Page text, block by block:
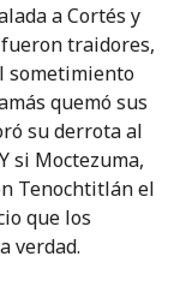
a Cortés y
traidores,
sometimiento
quemó sus
su derrota al
si Moctezuma,
Tenochtitlán el
que los
verdad.